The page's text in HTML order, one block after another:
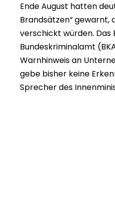
Ende August hatten
Brandsätzen“
verschickt würden. Das
Bundeskriminalamt
Warnhinweis an
gebe bisher keine
Sprecher des